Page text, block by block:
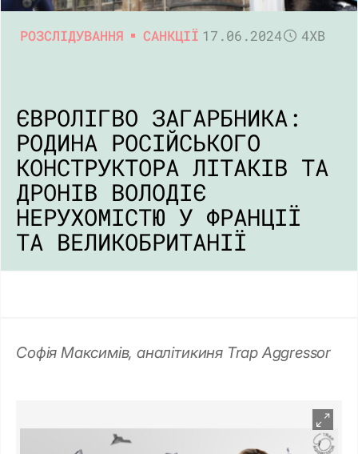
РОЗСЛІДУВАННЯ САНКЦІЇ 17.06.2024 4ХВ
ЄВРОЛІГВО ЗАГАРБНИКА:
РОДИНА РОСІЙСЬКОГО
КОНСТРУКТОРА ЛІТАКІВ ТА
ДРОНІВ ВОЛОДІЄ
НЕРУХОМІСТЮ У ФРАНЦІЇ
ТА ВЕЛИКОБРИТАНІЇ
Софія Максимів, аналітикиня Trap Aggressor